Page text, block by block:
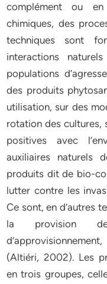
complément ou
chimiques, des
techniques sont
interactions
populations
des produits
utilisation, sur des
rotation des cultures,
positives avec
auxiliaires naturels
produits dit de bio-
lutter contre les
Ce sont, en d’autres
la provision de
(Altiéri, 2002). Les
en trois groupes,